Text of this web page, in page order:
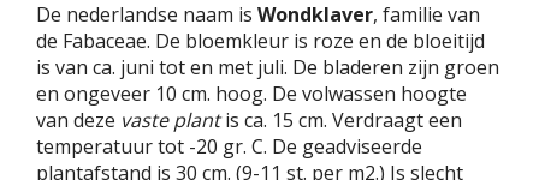
De nederlandse naam is Wondklaver, familie van
de Fabaceae. De bloemkleur is roze en de bloeitijd
is van ca. juni tot en met juli. De bladeren zijn groen
en ongeveer 10 cm. hoog. De volwassen hoogte
van deze vaste plantis ca. 15 cm. Verdraagt een
temperatuur tot -20 gr. C. De geadviseerde
plantafstand is 30 cm. (9-11 st. per m2.) Is slecht